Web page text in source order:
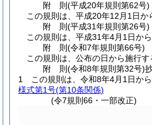
附 則(平成20年規則第62号)
この規則は、平成20年12月1日か
附 則(平成31年規則第26号)
この規則は、平成31年4月1日から
附 則(令和7年規則第66号)
この規則は、公布の日から施行す
附 則(令和8年規則第32号)
1
この規則は、令和8年4月1日から
様式第1号(第10条関係)
(令7規則66・一部改正)